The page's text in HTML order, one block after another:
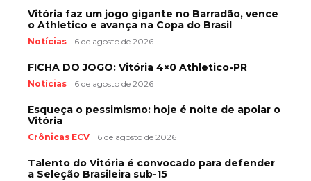
Vitória faz um jogo gigante no Barradão, vence
o Athletico e avança na Copa do Brasil
Notícias 6 de agosto de 2026
FICHA DO JOGO: Vitória 4×0 Athletico-PR
Notícias 6 de agosto de 2026
Esqueça o pessimismo: hoje é noite de apoiar o
Vitória
Crônicas ECV 6 de agosto de 2026
Talento do Vitória é convocado para defender
a Seleção Brasileira sub-15